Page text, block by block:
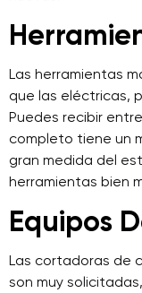
Las herramientas
que las eléctricas,
Puedes recibir
completo tiene un
gran medida del
herramientas bien
Equipos
Las cortadoras de
son muy